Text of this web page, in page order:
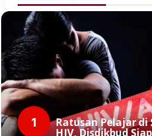
1 Ratusan Pelajar
HIV, Disdikbud